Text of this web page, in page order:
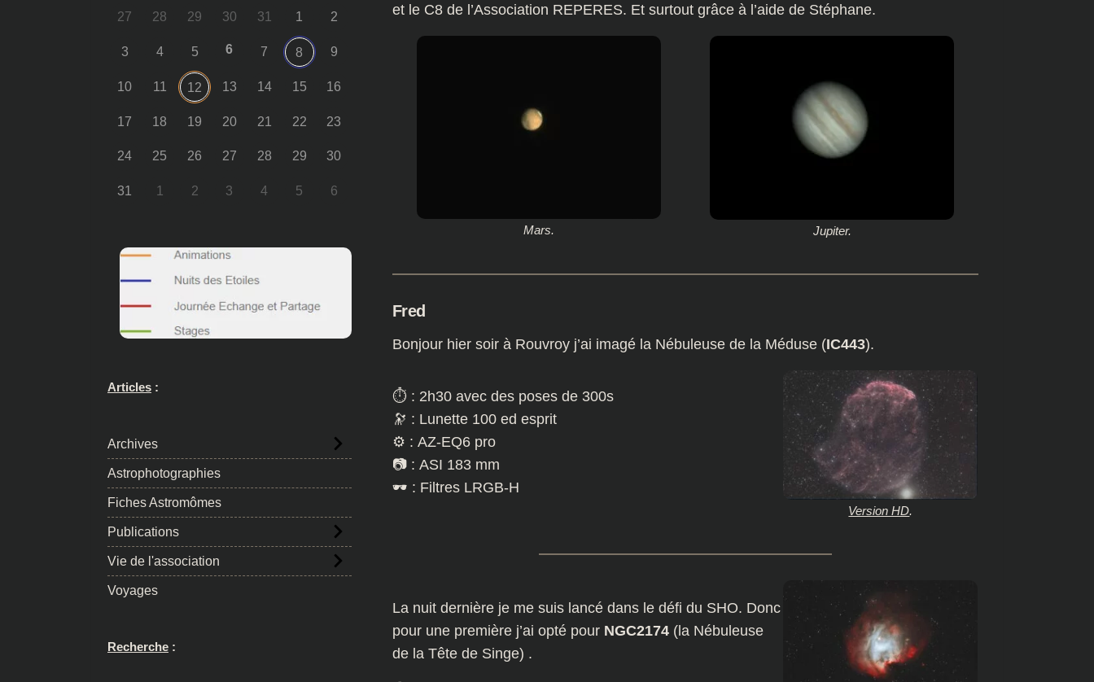
et le C8 de l’Association REPERES. Et surtout grâce à l’aide de Stéphane.
Mars. Jupiter.
Fred
Bonjour hier soir à Rouvroy j’ai imagé la Nébuleuse de la Méduse (IC443).
⏱️ : 2h30 avec des poses de 300s
🔭 : Lunette 100 ed esprit
⚙️ : AZ-EQ6 pro
📷 : ASI 183 mm
🕶️ : Filtres LRGB-H
Version HD.
La nuit dernière je me suis lancé dans le défi du SHO. Donc
pour une première j’ai opté pour NGC2174 (la Nébuleuse
de la Tête de Singe) .
27 28 29 30 31 1 2
3 4 5 6 7 8 9
10 11 12 13 14 15 16
17 18 19 20 21 22 23
24 25 26 27 28 29 30
31 1 2 3 4 5 6
Articles :
Archives
Astrophotographies
Fiches Astromômes
Publications
Vie de l'association
Voyages
Recherche :